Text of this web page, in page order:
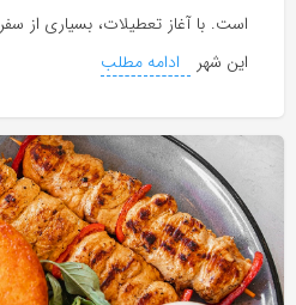
است. با آغاز تعطیلات، بسیاری از
این شهر
ادامه مطلب